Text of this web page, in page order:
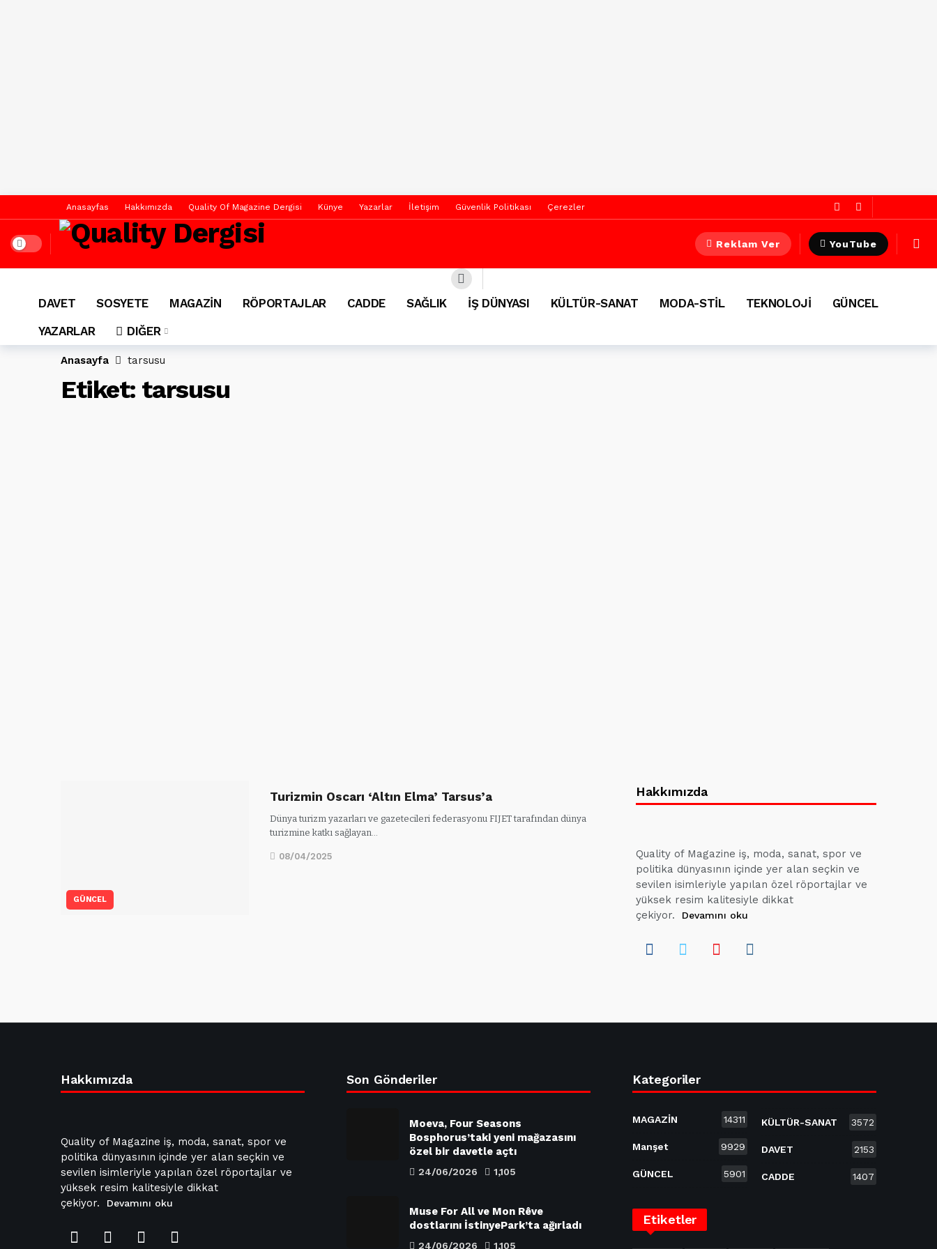
Anasayfas Hakkımızda Quality Of Magazine Dergisi Künye Yazarlar İletişim Güvenlik Politikası Çerezler
Dark mode Reklam Ver YouTube
DAVET SOSYETE MAGAZİN RÖPORTAJLAR CADDE SAĞLIK İŞ DÜNYASI KÜLTÜR-SANAT MODA-STİL TEKNOLOJİ
GÜNCEL
YAZARLAR
DIĞER
Anasayfa tarsusu
Etiket: tarsusu
GÜNCEL
Turizmin Oscarı ‘Altın Elma’ Tarsus’a
Dünya turizm yazarları ve gazetecileri federasyonu FIJET tarafından dünya
turizmine katkı sağlayan…
08/04/2025
Hakkımızda
Quality of Magazine iş, moda, sanat, spor ve
politika dünyasının içinde yer alan seçkin ve
sevilen isimleriyle yapılan özel röportajlar ve
yüksek resim kalitesiyle dikkat
çekiyor.
Devamını oku
Hakkımızda
Quality of Magazine iş, moda, sanat, spor ve
politika dünyasının içinde yer alan seçkin ve
sevilen isimleriyle yapılan özel röportajlar ve
yüksek resim kalitesiyle dikkat
çekiyor.
Devamını oku
Son Gönderiler
Moeva, Four Seasons
Bosphorus’taki yeni mağazasını
özel bir davetle açtı
24/06/2026 1,105
Muse For All ve Mon Rêve
dostlarını İstinyePark’ta ağırladı
24/06/2026 1,105
Kategoriler
MAGAZİN 14311
Manşet 9929
GÜNCEL 5901
KÜLTÜR-SANAT 3572
DAVET 2153
CADDE 1407
Etiketler